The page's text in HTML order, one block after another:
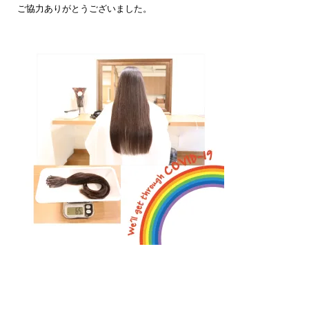
ご協力ありがとうございました。